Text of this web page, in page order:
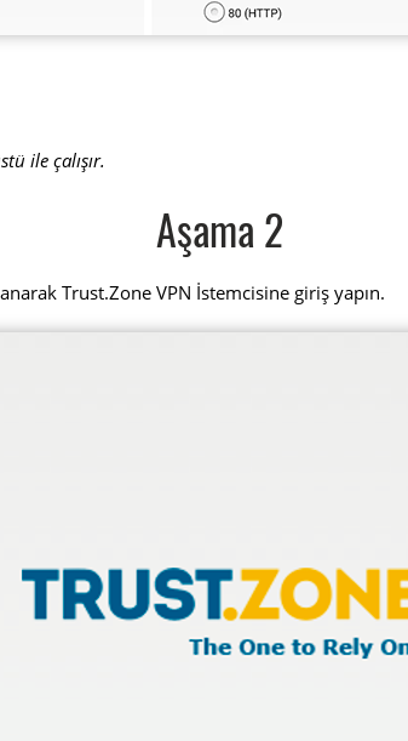
ile çalışır.
Aşama 2
Trust.Zone VPN İstemcisine giriş yapın.